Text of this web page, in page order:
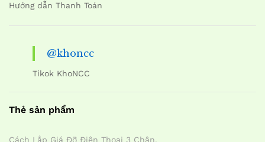
Hướng dẫn Thanh Toán
@khoncc
Tikok KhoNCC
Thẻ sản phẩm
Cách Lắp Giá Đỡ Điện Thoại 3 Chân